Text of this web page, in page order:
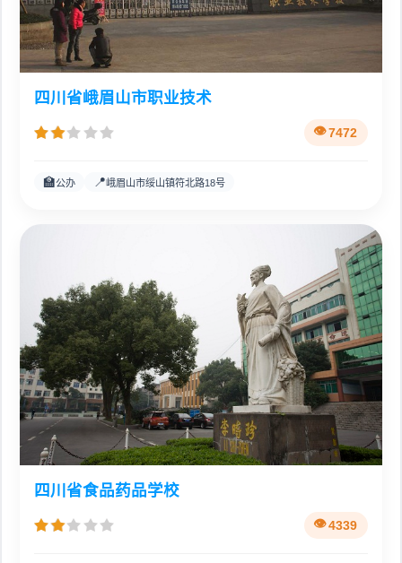
四川省峨眉山市职业技术
7472
🏫公办 📍峨眉山市绥山镇符北路18号
四川省食品药品学校
4339